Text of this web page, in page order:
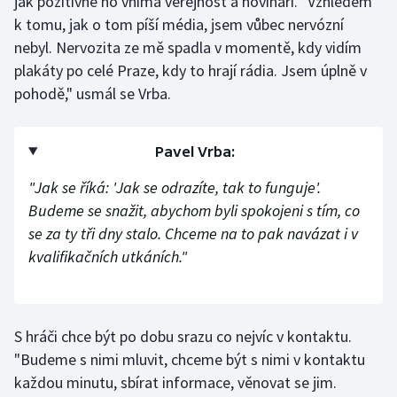
Stolní tenis
Triatlon
Veslování
Volejbal
Ostatní
k tomu, jak o tom píší média, jsem vůbec nervózní
nebyl. Nervozita ze mě spadla v momentě, kdy vidím
plakáty po celé Praze, kdy to hrají rádia. Jsem úplně v
pohodě," usmál se Vrba.
Pavel Vrba:
"Jak se říká: 'Jak se odrazíte, tak to funguje'.
Budeme se snažit, abychom byli spokojeni s tím, co
se za ty tři dny stalo. Chceme na to pak navázat i v
kvalifikačních utkáních."
S hráči chce být po dobu srazu co nejvíc v kontaktu.
"Budeme s nimi mluvit, chceme být s nimi v kontaktu
každou minutu, sbírat informace, věnovat se jim.